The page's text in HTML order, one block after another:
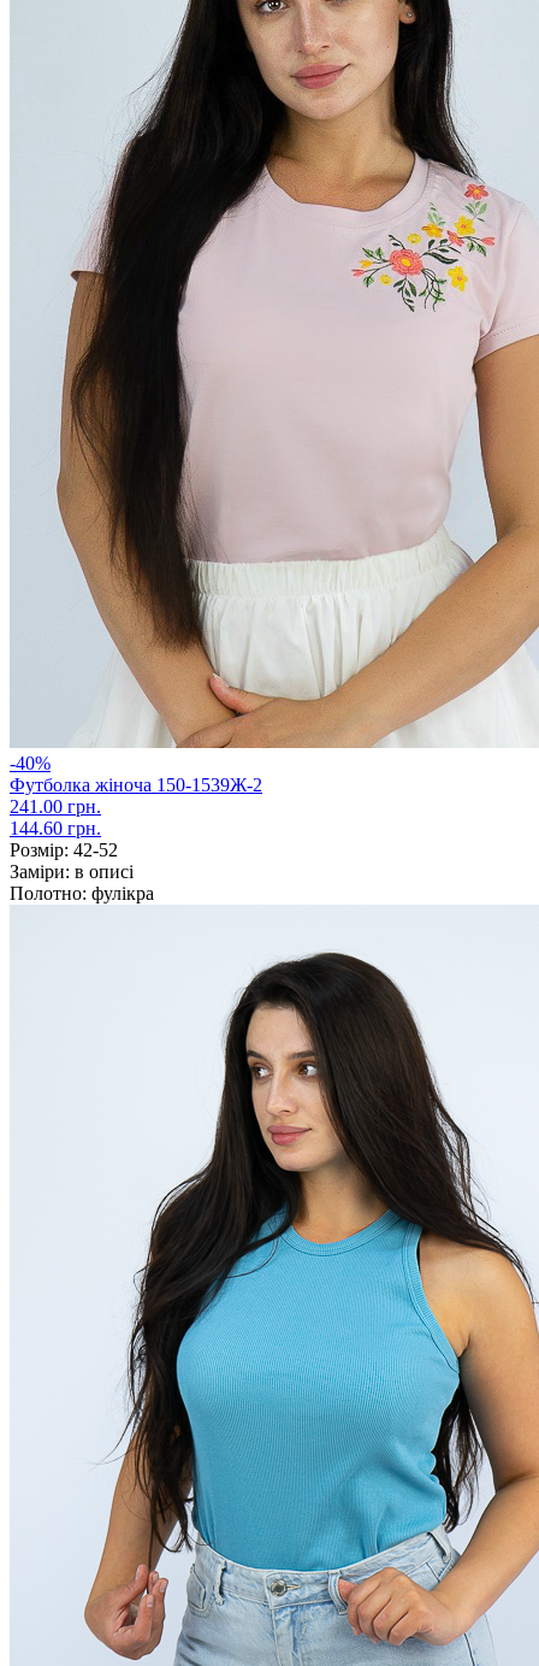
-40%
Футболка жіноча 150-1539Ж-2
241.00 грн.
144.60 грн.
Розмір: 42-52
Заміри: в описі
Полотно: фулікра